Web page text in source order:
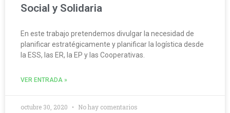
Social y Solidaria
En este trabajo pretendemos divulgar la necesidad de
planificar estratégicamente y planificar la logística desde
la ESS, las ER, la EP y las Cooperativas.
VER ENTRADA »
octubre 30, 2020 No hay comentarios